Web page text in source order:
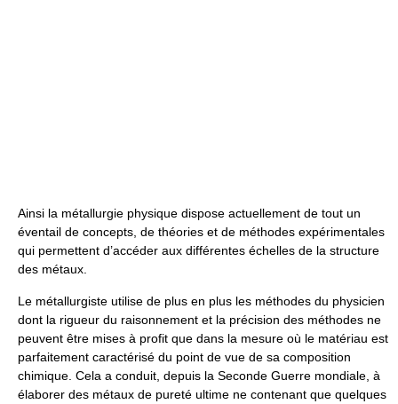
Ainsi la métallurgie physique dispose actuellement de tout un
éventail de concepts, de théories et de méthodes expérimentales
qui permettent d’accéder aux différentes échelles de la structure
des métaux.
Le métallurgiste utilise de plus en plus les méthodes du physicien
dont la rigueur du raisonnement et la précision des méthodes ne
peuvent être mises à profit que dans la mesure où le matériau est
parfaitement caractérisé du point de vue de sa composition
chimique. Cela a conduit, depuis la Seconde Guerre mondiale, à
élaborer des métaux de pureté ultime ne contenant que quelques